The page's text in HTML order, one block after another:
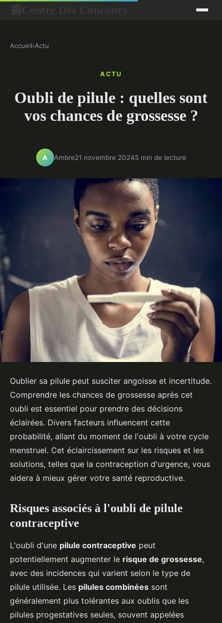
Accueil›Actu
ACTU
Oubli de pilule : quelles sont
vos chances de grossesse ?
A Ambre21 novembre 20245 min de lecture
Oublier sa pilule peut susciter angoisse et incertitude.
Comprendre les chances de grossesse après cet
oubli est essentiel pour prendre des décisions
éclairées. Divers facteurs influencent cette
probabilité, allant du moment de l'oubli à votre cycle
menstruel. Cet éclaircissement sur les risques et les
solutions, telles que la contraception d'urgence, vous
aidera à mieux gérer votre santé reproductive.
Risques associés à l'oubli de pilule
contraceptive
L'oubli d'une pilule contraceptive peut
potentiellement augmenter le risque de grossesse,
avec des incidences qui varient selon le type de
pilule utilisée. Les pilules combinées sont
généralement plus tolérantes aux oublis que les
pilules progestatives seules, souvent appelées